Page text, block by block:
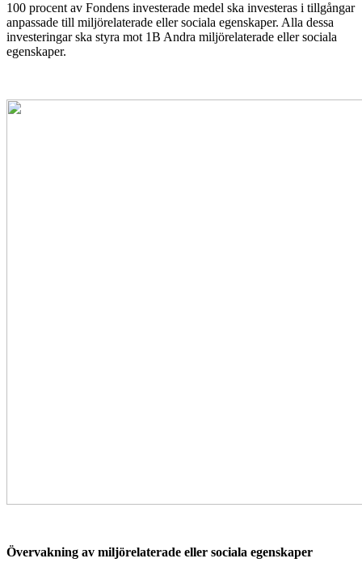
100 procent av Fondens investerade medel ska investeras i tillgångar
anpassade till miljörelaterade eller sociala egenskaper. Alla dessa
investeringar ska styra mot 1B Andra miljörelaterade eller sociala
egenskaper.
Övervakning av miljörelaterade eller sociala egenskaper